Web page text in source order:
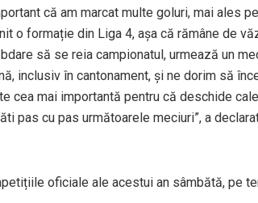
că am marcat multe goluri, mai ales
o formație din Liga 4, așa că rămâne de
să se reia campionatul, urmează un
inclusiv în cantonament, și ne dorim să
cea mai importantă pentru că deschide
pas cu pas următoarele meciuri”, a
oficiale ale acestui an sâmbătă, pe